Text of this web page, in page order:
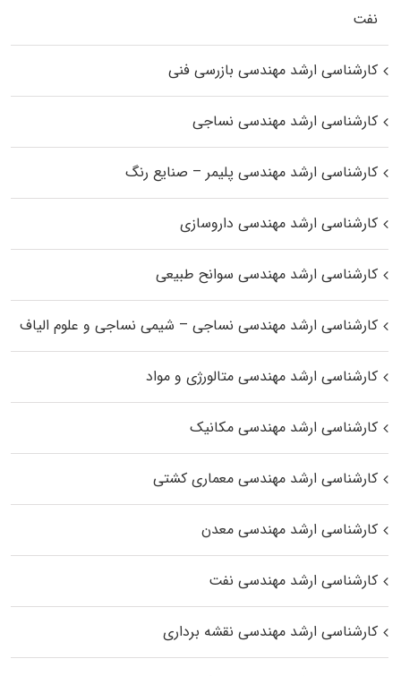
نفت
کارشناسی ارشد مهندسی بازرسی فنی
کارشناسی ارشد مهندسی نساجی
کارشناسی ارشد مهندسی پلیمر – صنایع رنگ
کارشناسی ارشد مهندسی داروسازی
کارشناسی ارشد مهندسی سوانح طبیعی
کارشناسی ارشد مهندسی نساجی – شیمی نساجی و علوم الیاف
کارشناسی ارشد مهندسی متالورژی و مواد
کارشناسی ارشد مهندسی مکانیک
کارشناسی ارشد مهندسی معماری کشتی
کارشناسی ارشد مهندسی معدن
کارشناسی ارشد مهندسی نفت
کارشناسی ارشد مهندسی نقشه برداری